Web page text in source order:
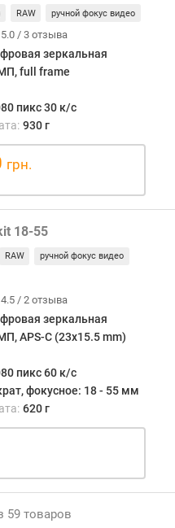
RAW ручной фокус видео
5.0 /3 отзыва
зеркальная
full frame
пикс 30 к/с
930 г
грн.
18-55
RAW ручной фокус видео
4.5 /2 отзыва
зеркальная
APS-C (23x15.5 mm)
пикс 60 к/с
фокусное: 18 - 55 мм
620 г
59 товаров